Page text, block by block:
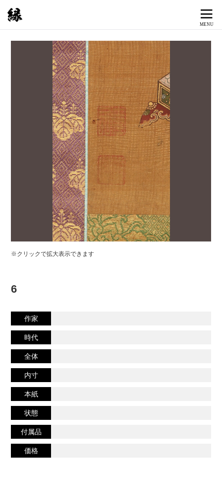
※クリックで拡大表示できます
6
作家
時代
全体
内寸
本紙
状態
付属品
価格